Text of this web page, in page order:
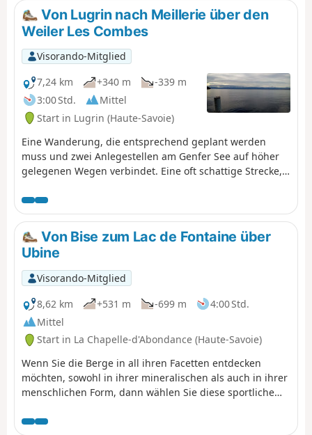
Von Lugrin nach Meillerie über den
Weiler Les Combes
Visorando-Mitglied
7,24 km
+340 m
-339 m
3:00 Std.
Mittel
Start in Lugrin (Haute-Savoie)
Eine Wanderung, die entsprechend geplant werden
muss und zwei Anlegestellen am Genfer See auf höher
gelegenen Wegen verbindet. Eine oft schattige Strecke,
Oratorien, Kapellen und Kirchen sind ebenfalls zu
sehen.
Von Bise zum Lac de Fontaine über
Ubine
Visorando-Mitglied
8,62 km
+531 m -699 m
4:00 Std.
Mittel
Start in La Chapelle-d'Abondance (Haute-Savoie)
Wenn Sie die Berge in all ihren Facetten entdecken
möchten, sowohl in ihrer mineralischen als auch in ihrer
menschlichen Form, dann wählen Sie diese sportliche
Beachten Sie die Vorschriften in den praktischen